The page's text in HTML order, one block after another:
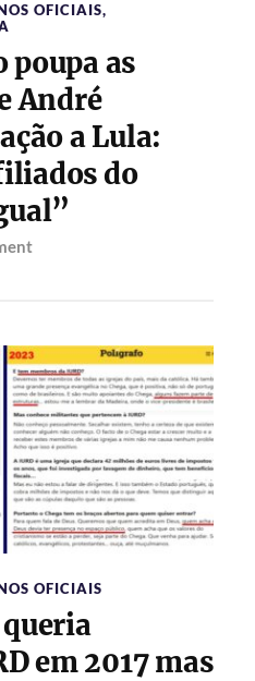
OFICIAIS,
poupa as
André
a Lula:
do
OFICIAIS
em 2017 mas